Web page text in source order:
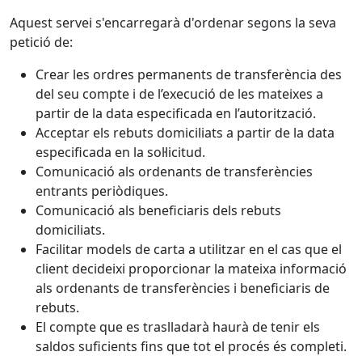
Aquest servei s'encarregarà d'ordenar segons la seva
petició de:
Crear les ordres permanents de transferència des
del seu compte i de l’execució de les mateixes a
partir de la data especificada en l’autorització.
Acceptar els rebuts domiciliats a partir de la data
especificada en la sol·licitud.
Comunicació als ordenants de transferències
entrants periòdiques.
Comunicació als beneficiaris dels rebuts
domiciliats.
Facilitar models de carta a utilitzar en el cas que el
client decideixi proporcionar la mateixa informació
als ordenants de transferències i beneficiaris de
rebuts.
El compte que es traslladarà haurà de tenir els
saldos suficients fins que tot el procés és completi.